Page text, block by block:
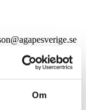
Om